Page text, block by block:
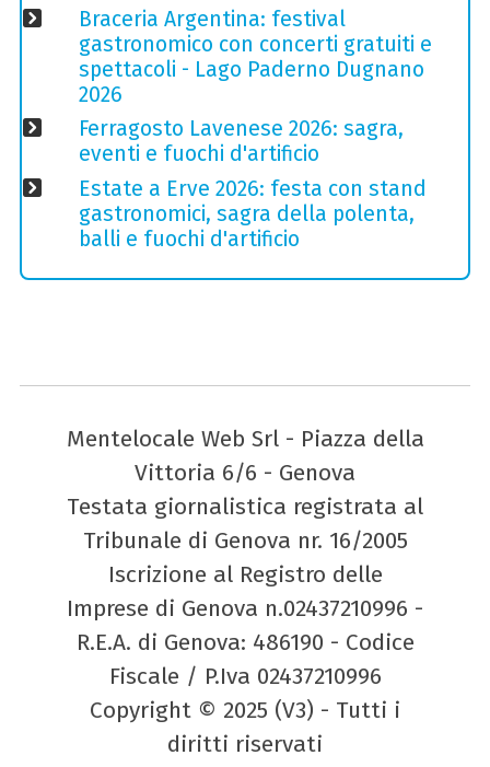
Braceria Argentina: festival
gastronomico con concerti gratuiti e
spettacoli - Lago Paderno Dugnano
2026
Ferragosto Lavenese 2026: sagra,
eventi e fuochi d'artificio
Estate a Erve 2026: festa con stand
gastronomici, sagra della polenta,
balli e fuochi d'artificio
Mentelocale Web Srl - Piazza della
Vittoria 6/6 - Genova
Testata giornalistica registrata al
Tribunale di Genova nr. 16/2005
Iscrizione al Registro delle
Imprese di Genova n.02437210996 -
R.E.A. di Genova: 486190 - Codice
Fiscale / P.Iva 02437210996
Copyright © 2025 (V3) - Tutti i
diritti riservati